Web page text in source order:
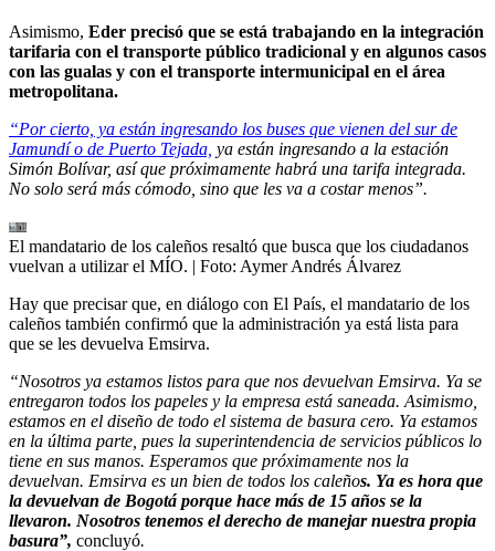
Asimismo, Eder precisó que se está trabajando en la integración
tarifaria con el transporte público tradicional y en algunos casos
con las gualas y con el transporte intermunicipal en el área
metropolitana.
“Por cierto, ya están ingresando los buses que vienen del sur de
Jamundí o de Puerto Tejada, ya están ingresando a la estación
Simón Bolívar, así que próximamente habrá una tarifa integrada.
No solo será más cómodo, sino que les va a costar menos”.
El mandatario de los caleños resaltó que busca que los ciudadanos
vuelvan a utilizar el MÍO. | Foto: Aymer Andrés Álvarez
Hay que precisar que, en diálogo con El País, el mandatario de los
caleños también confirmó que la administración ya está lista para
que se les devuelva Emsirva.
“Nosotros ya estamos listos para que nos devuelvan Emsirva. Ya se
entregaron todos los papeles y la empresa está saneada. Asimismo,
estamos en el diseño de todo el sistema de basura cero. Ya estamos
en la última parte, pues la superintendencia de servicios públicos lo
tiene en sus manos. Esperamos que próximamente nos la
devuelvan. Emsirva es un bien de todos los caleños. Ya es hora que
la devuelvan de Bogotá porque hace más de 15 años se la
llevaron. Nosotros tenemos el derecho de manejar nuestra propia
basura”, concluyó.